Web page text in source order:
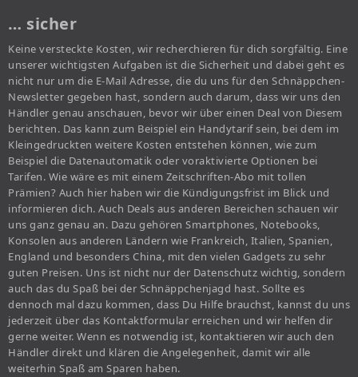
… sicher
Keine versteckte Kosten, wir recherchieren für dich sorgfältig. Eine
unserer wichtigsten Aufgaben ist die Sicherheit und dabei geht es
nicht nur um die E-Mail Adresse, die du uns für den Schnäppchen-
Newsletter gegeben hast, sondern auch darum, dass wir uns den
Händler genau anschauen, bevor wir über einen Deal von Diesem
berichten. Das kann zum Beispiel ein Handytarif sein, bei dem im
Kleingedruckten weitere Kosten entstehen können, wie zum
Beispiel die Datenautomatik oder voraktivierte Optionen bei
Tarifen. Wie wäre es mit einem Zeitschriften-Abo mit tollen
Prämien? Auch hier haben wir die Kündigungsfrist im Blick und
informieren dich. Auch Deals aus anderen Bereichen schauen wir
uns ganz genau an. Dazu gehören Smartphones, Notebooks,
Konsolen aus anderen Ländern wie Frankreich, Italien, Spanien,
England und besonders China, mit den vielen Gadgets zu sehr
guten Preisen. Uns ist nicht nur der Datenschutz wichtig, sondern
auch das du Spaß bei der Schnäppchenjagd hast. Sollte es
dennoch mal dazu kommen, dass Du Hilfe brauchst, kannst du uns
jederzeit über das Kontaktformular erreichen und wir helfen dir
gerne weiter. Wenn es notwendig ist, kontaktieren wir auch den
Händler direkt und klären die Angelegenheit, damit wir alle
weiterhin Spaß am Sparen haben.